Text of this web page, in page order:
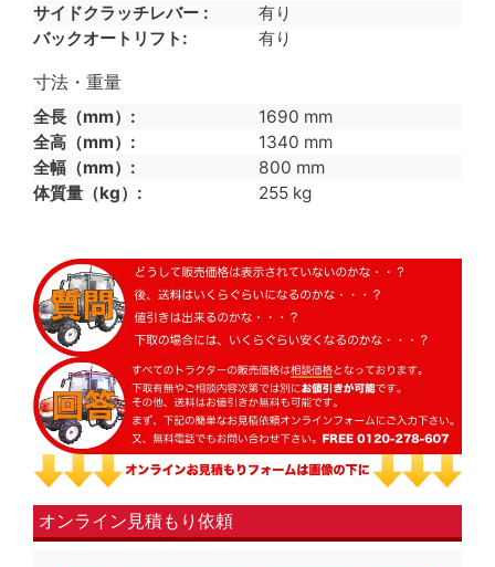
サイドクラッチレバー
有り
バックオートリフト
有り
寸法・重量
全長（mm）
1690 mm
全高（mm）
1340 mm
全幅（mm）
800 mm
体質量（kg）
255 kg
オンライン見積もり依頼